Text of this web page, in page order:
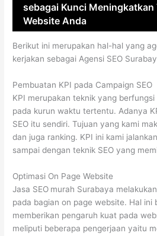
sebagai Kunci
Website Anda
Berikut ini merupakan hal-hal yang
kerjakan sebagai Agensi SEO
Pembuatan KPI pada Campaign SEO
KPI merupakan teknik yang berfungsi
pada kurun waktu tertentu. Adanya
SEO itu sendiri. Tujuan yang kami
dan juga ranking. KPI ini kami
sampai dengan teknik SEO yang
Optimasi On Page Website
Jasa SEO murah Surabaya
pada bagian on page website. Hal ini
memberikan pengaruh kuat pada
meliputi beberapa pengerjaan yaitu